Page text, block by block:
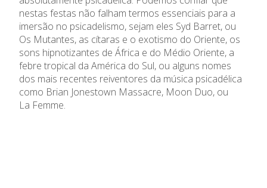
nestas festas não falham termos essenciais para a
imersão no psicadelismo, sejam eles Syd Barret, ou
Os Mutantes, as cítaras e o exotismo do Oriente, os
sons hipnotizantes de África e do Médio Oriente, a
febre tropical da América do Sul, ou alguns nomes
dos mais recentes reiventores da música psicadélica
como Brian Jonestown Massacre, Moon Duo, ou
La Femme.